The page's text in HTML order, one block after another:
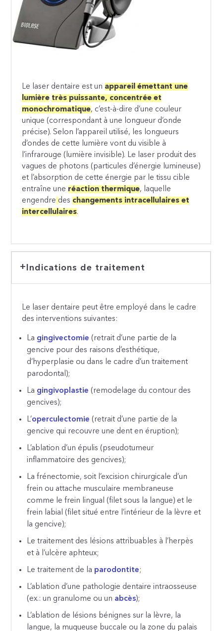
Le laser dentaire est un appareil émettant une
lumière très puissante, concentrée et
monochromatique, c’est-à-dire d’une couleur
unique (correspondant à une longueur d’onde
précise). Selon l’appareil utilisé, les longueurs
d’ondes de cette lumière vont du visible à
l’infrarouge (lumière invisible). Le laser produit des
vagues de photons (particules d’énergie lumineuse)
et l’absorption de cette énergie par le tissu cible
entraîne une réaction thermique, laquelle
engendre des changements intracellulaires et
intercellulaires.
Indications de traitement
Le laser dentaire peut être employé dans le cadre
des interventions suivantes:
La gingivectomie (retrait d’une partie de la
gencive pour des raisons d’esthétique,
d’hyperplasie ou dans le cadre d’un traitement
parodontal);
La gingivoplastie (remodelage du contour des
gencives);
L’operculectomie (retrait d’une partie de la
gencive qui recouvre une dent en éruption);
L’ablation d’un épulis (pseudotumeur
inflammatoire des gencives);
La frénectomie, soit l’excision chirurgicale d’un
frein ou attache musculaire membraneuse
comme le frein lingual (filet sous la langue) et le
frein labial (filet situé entre l’intérieur de la lèvre et
la gencive);
Le traitement des lésions attribuables à l’herpès
et à l’ulcère aphteux;
Le traitement de la parodontite;
L’ablation d’une pathologie dentaire intraosseuse
(ex.: un granulome ou un abcès);
L’ablation de lésions bénignes sur la lèvre, la
langue, la muqueuse buccale ou la zone du palais